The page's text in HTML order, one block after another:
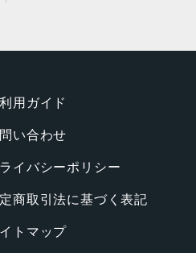
用ガイド
い合わせ
イバシーポリシー
商取引法に基づく表記
トマップ